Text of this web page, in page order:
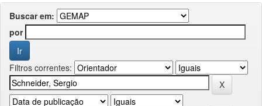
Buscar em:
por
Filtros correntes: